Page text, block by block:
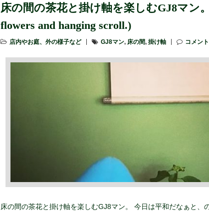
床の間の茶花と掛け軸を楽しむGJ8マン
flowers and hanging scroll.)
店内やお庭、外の様子など GJ8マン, 床の間, 掛け軸 コメン
床の間の茶花と掛け軸を楽しむGJ8マン。 今日は平和だなぁと、